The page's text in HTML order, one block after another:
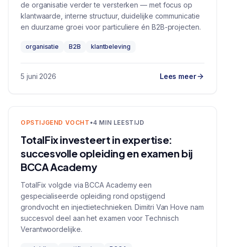
de organisatie verder te versterken — met focus op
klantwaarde, interne structuur, duidelijke communicatie
en duurzame groei voor particuliere én B2B-projecten.
organisatie B2B klantbeleving
5 juni 2026 Lees meer
OPSTIJGEND VOCHT •4 MIN LEESTIJD
TotalFix investeert in expertise:
succesvolle opleiding en examen bij
BCCA Academy
TotalFix volgde via BCCA Academy een
gespecialiseerde opleiding rond opstijgend
grondvocht en injectietechnieken. Dimitri Van Hove nam
succesvol deel aan het examen voor Technisch
Verantwoordelijke.